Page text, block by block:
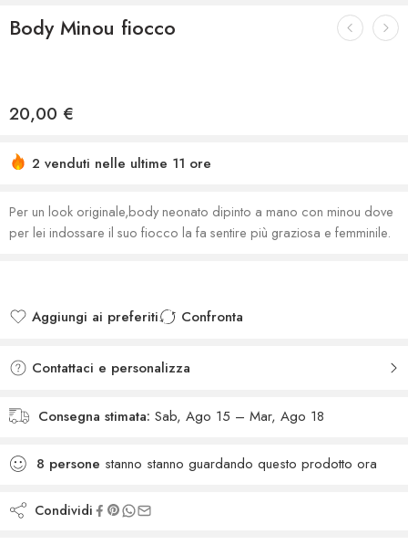
Body Minou fiocco
20,00 €
2 venduti nelle ultime 11 ore
Per un look originale,body neonato dipinto a mano con minou dove
per lei indossare il suo fiocco la fa sentire più graziosa e femminile.
Aggiungi ai preferiti
Confronta
Contattaci e personalizza
Consegna stimata: Sab, Ago 15 – Mar, Ago 18
8 persone stanno stanno guardando questo prodotto ora
Condividi